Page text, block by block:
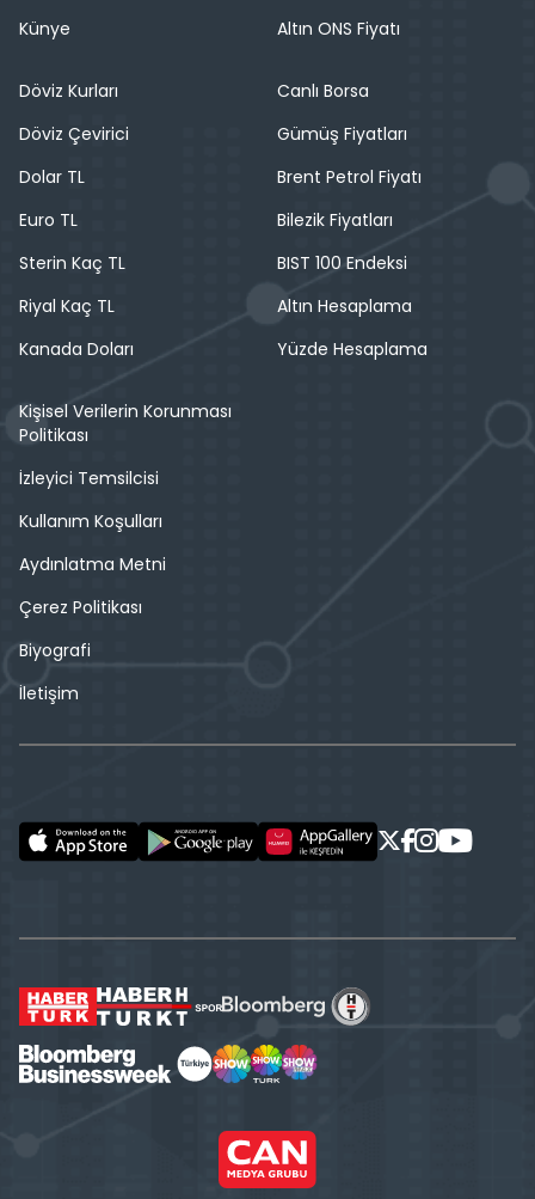
Künye
Altın ONS Fiyatı
Döviz Kurları
Döviz Çevirici
Dolar TL
Euro TL
Sterin Kaç TL
Riyal Kaç TL
Kanada Doları
Canlı Borsa
Gümüş Fiyatları
Brent Petrol Fiyatı
Bilezik Fiyatları
BIST 100 Endeksi
Altın Hesaplama
Yüzde Hesaplama
Kişisel Verilerin Korunması
Politikası
İzleyici Temsilcisi
Kullanım Koşulları
Aydınlatma Metni
Çerez Politikası
Biyografi
İletişim